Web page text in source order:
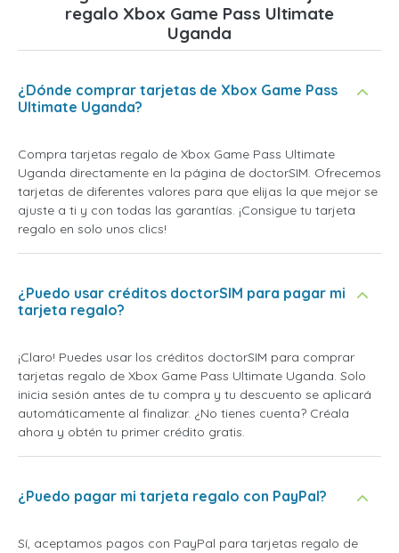
regalo Xbox Game Pass Ultimate
Uganda
¿Dónde comprar tarjetas de Xbox Game Pass
Ultimate Uganda?
Compra tarjetas regalo de Xbox Game Pass Ultimate
Uganda directamente en la página de doctorSIM. Ofrecemos
tarjetas de diferentes valores para que elijas la que mejor se
ajuste a ti y con todas las garantías. ¡Consigue tu tarjeta
regalo en solo unos clics!
¿Puedo usar créditos doctorSIM para pagar mi
tarjeta regalo?
¡Claro! Puedes usar los créditos doctorSIM para comprar
tarjetas regalo de Xbox Game Pass Ultimate Uganda. Solo
inicia sesión antes de tu compra y tu descuento se aplicará
automáticamente al finalizar. ¿No tienes cuenta? Créala
ahora y obtén tu primer crédito gratis.
¿Puedo pagar mi tarjeta regalo con PayPal?
Sí, aceptamos pagos con PayPal para tarjetas regalo de